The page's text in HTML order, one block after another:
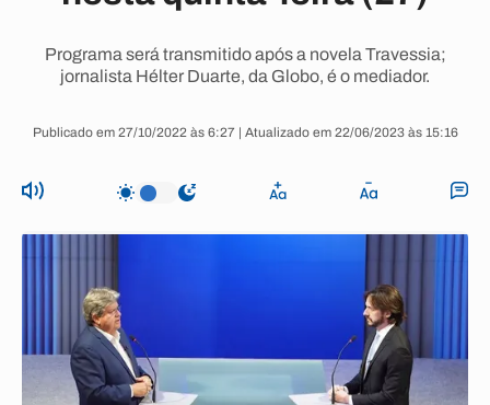
Programa será transmitido após a novela Travessia;
jornalista Hélter Duarte, da Globo, é o mediador.
Publicado em 27/10/2022 às 6:27 | Atualizado em 22/06/2023 às 15:16